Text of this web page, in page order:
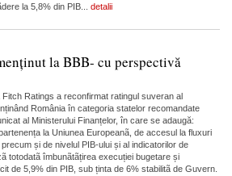
la 5,8% din PIB... detalii
la BBB- cu perspectivă
Ratings a reconfirmat ratingul suveran al
România în categoria statelor recomandate
al Ministerului Finanțelor, în care se adaugă:
la Uniunea Europeanã, de accesul la fluxuri
și de nivelul PIB-ului și al indicatorilor de
totodatã îmbunãtãțirea execuției bugetare și
de 5,9% din PIB, sub ținta de 6% stabilitã de Guvern.